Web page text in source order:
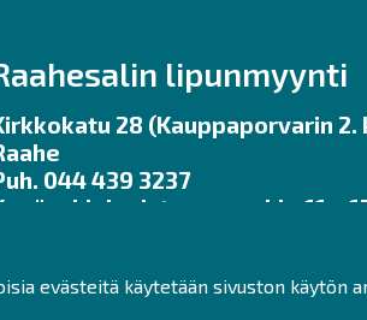
evästeitä käytetään sivuston käytön
lipunmyynti
28 (Kauppaporvarin 2.
044 439 3237
ma – pe klo 11 –
raahe.fi